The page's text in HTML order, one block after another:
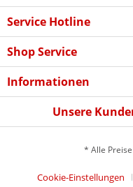
Service Hotline
Shop Service
Informationen
Unsere
* Alle
Cookie-Einstellungen